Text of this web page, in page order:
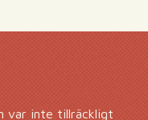
var inte tillräckligt